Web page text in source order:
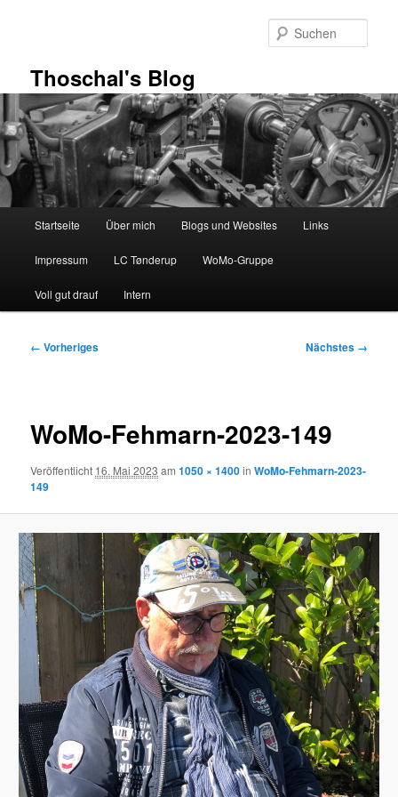
Thoschal's Blog
Startseite Über mich Blogs und Websites Links
Impressum LC Tønderup WoMo-Gruppe
Voll gut drauf Intern
Bilder-
← Vorheriges Nächstes →
WoMo-Fehmarn-2023-149
Veröffentlicht 16. Mai 2023 am1050 × 1400inWoMo-Fehmarn-2023-
149